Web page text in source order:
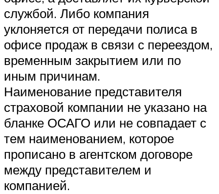
службой. Либо компания
уклоняется от передачи полиса в
офисе продаж в связи с переездом,
временным закрытием или по
иным причинам.
Наименование представителя
страховой компании не указано на
бланке ОСАГО или не совпадает с
тем наименованием, которое
прописано в агентском договоре
между представителем и
компанией.